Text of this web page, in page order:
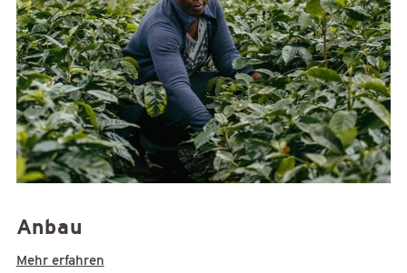
Anbau
Mehr erfahren